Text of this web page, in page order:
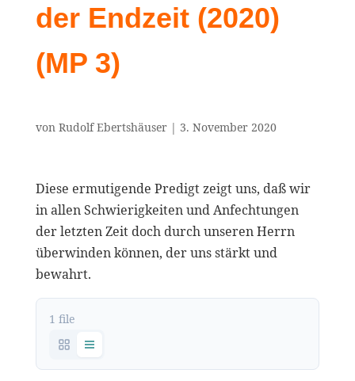
der Endzeit (2020)
(MP 3)
von Rudolf Ebertshäuser| 3. November 2020
Diese ermutigende Predigt zeigt uns, daß wir
in allen Schwierigkeiten und Anfechtungen
der letzten Zeit doch durch unseren Herrn
überwinden können, der uns stärkt und
bewahrt.
1 file